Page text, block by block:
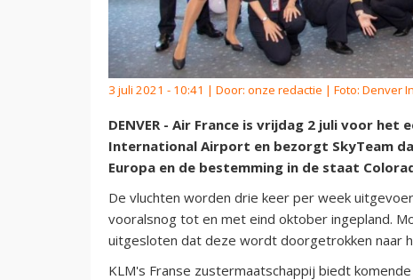
3 juli 2021 - 10:41 | Door: onze redactie | Foto: Denver
DENVER - Air France is vrijdag 2 juli voor
International Airport en bezorgt SkyTeam
Europa en de bestemming in de staat
De vluchten worden drie keer per week
vooralsnog tot en met eind oktober ingepland.
uitgesloten dat deze wordt doorgetrokken naar
KLM's Franse zustermaatschappij biedt